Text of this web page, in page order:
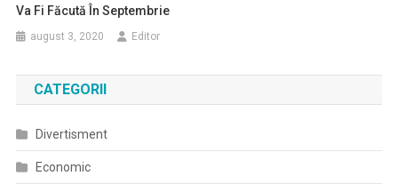
Va Fi Făcută În Septembrie
august 3, 2020 Editor
CATEGORII
Divertisment
Economic